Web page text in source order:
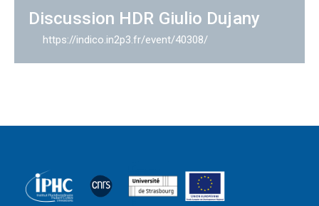
Discussion HDR Giulio Dujany
https://indico.in2p3.fr/event/40308/